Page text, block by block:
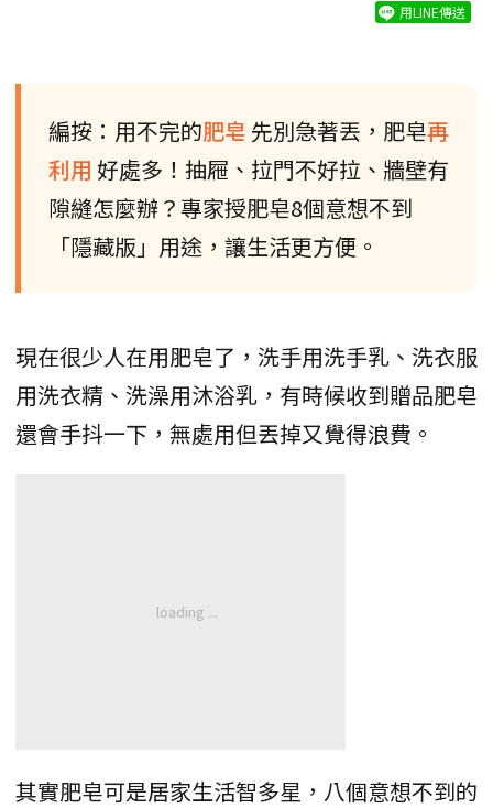
用LINE傳送
編按：用不完的肥皂 先別急著丟，肥皂再
利用 好處多！抽屜、拉門不好拉、牆壁有
隙縫怎麼辦？專家授肥皂8個意想不到
「隱藏版」用途，讓生活更方便。
現在很少人在用肥皂了，洗手用洗手乳、洗衣服
用洗衣精、洗澡用沐浴乳，有時候收到贈品肥皂
還會手抖一下，無處用但丟掉又覺得浪費。
其實肥皂可是居家生活智多星，八個意想不到的